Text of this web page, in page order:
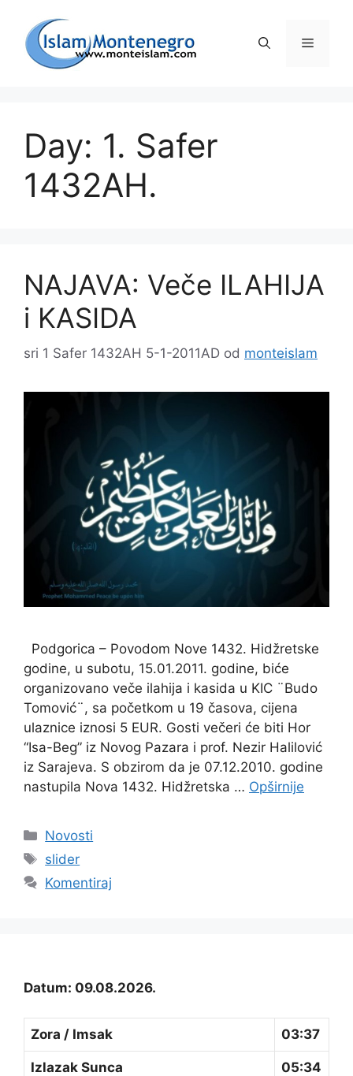
sadržaj
Day: 1. Safer
1432AH.
NAJAVA: Veče ILAHIJA
i KASIDA
sri 1 Safer 1432AH 5-1-2011AD od monteislam
Podgorica – Povodom Nove 1432. Hidžretske
godine, u subotu, 15.01.2011. godine, biće
organizovano veče ilahija i kasida u KIC ¨Budo
Tomović¨, sa početkom u 19 časova, cijena
ulaznice iznosi 5 EUR. Gosti večeri će biti Hor
“Isa-Beg” iz Novog Pazara i prof. Nezir Halilović
iz Sarajeva. S obzirom da je 07.12.2010. godine
nastupila Nova 1432. Hidžretska … Opširnije
Kategorije
Novosti
Oznake
slider
Komentiraj
Datum: 09.08.2026.
Zora / Imsak 03:37
Izlazak Sunca 05:34